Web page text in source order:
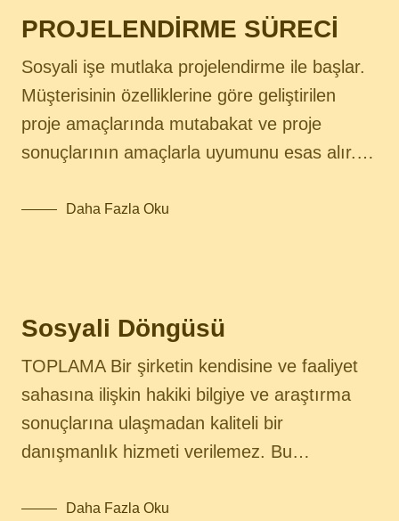
PROJELENDİRME SÜRECİ
Sosyali işe mutlaka projelendirme ile başlar.
Müşterisinin özelliklerine göre geliştirilen
proje amaçlarında mutabakat ve proje
sonuçlarının amaçlarla uyumunu esas alır.…
Daha Fazla Oku
Sosyali Döngüsü
TOPLAMA Bir şirketin kendisine ve faaliyet
sahasına ilişkin hakiki bilgiye ve araştırma
sonuçlarına ulaşmadan kaliteli bir
danışmanlık hizmeti verilemez. Bu…
Daha Fazla Oku